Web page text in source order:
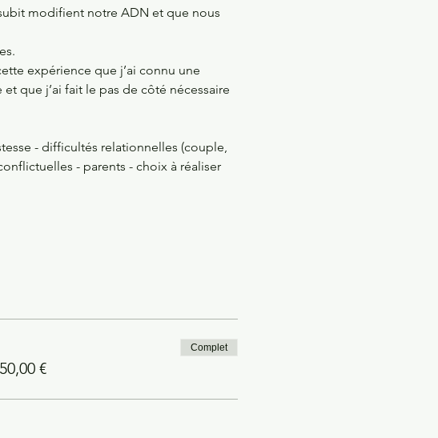
modifient notre ADN et que nous
expérience que j’ai connu une
que j’ai fait le pas de côté nécessaire
- difficultés relationnelles (couple,
- parents - choix à réaliser
€
Complet